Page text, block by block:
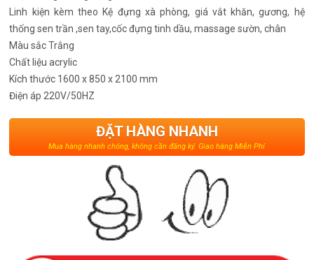
Linh kiện kèm theo Kệ đựng xà phòng, giá vắt khăn, gương, hệ
thống sen trần ,sen tay,cốc đựng tinh dầu, massage sườn, chân
Màu sắc Trắng
Chất liệu acrylic
Kích thước 1600 x 850 x 2100 mm
Điện áp 220V/50HZ
ĐẶT HÀNG NHANH
Mua hàng nhanh chóng, không cần đăng ký. Giao hàng Miễn Phí